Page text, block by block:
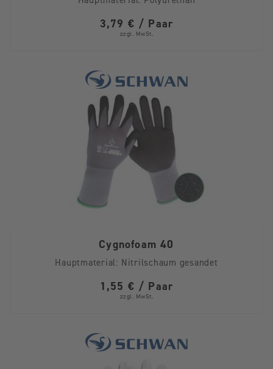
3,79 € / Paar
zzgl. MwSt.
Cygnofoam 40
Hauptmaterial: Nitrilschaum gesandet
1,55 € / Paar
zzgl. MwSt.